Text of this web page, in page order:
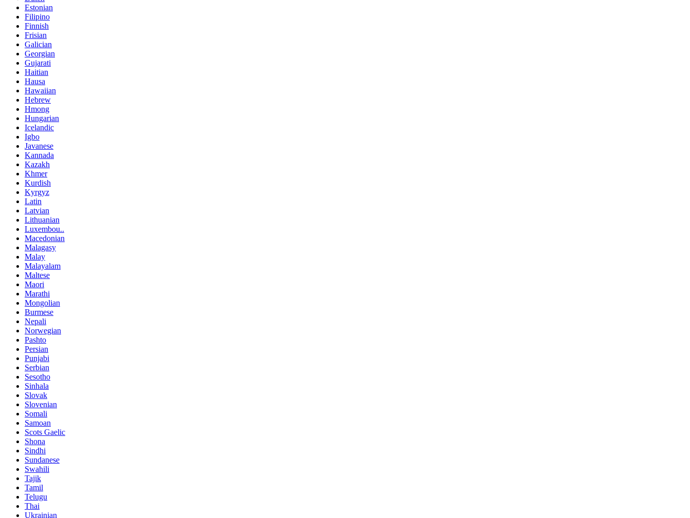
Estonian
Filipino
Finnish
Frisian
Galician
Georgian
Gujarati
Haitian
Hausa
Hawaiian
Hebrew
Hmong
Hungarian
Icelandic
Igbo
Javanese
Kannada
Kazakh
Khmer
Kurdish
Kyrgyz
Latin
Latvian
Lithuanian
Luxembou..
Macedonian
Malagasy
Malay
Malayalam
Maltese
Maori
Marathi
Mongolian
Burmese
Nepali
Norwegian
Pashto
Persian
Punjabi
Serbian
Sesotho
Sinhala
Slovak
Slovenian
Somali
Samoan
Scots Gaelic
Shona
Sindhi
Sundanese
Swahili
Tajik
Tamil
Telugu
Thai
Ukrainian